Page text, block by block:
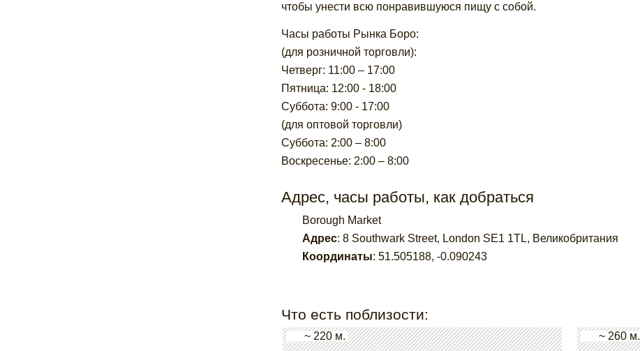
чтобы унести всю понравившуюся пищу с собой.
Часы работы Рынка Боро:
(для розничной торговли):
Четверг: 11:00 – 17:00
Пятница: 12:00 - 18:00
Суббота: 9:00 - 17:00
(для оптовой торговли)
Суббота: 2:00 – 8:00
Воскресенье: 2:00 – 8:00
Адрес, часы работы, как добраться
Borough Market
Адрес: 8 Southwark Street, London SE1 1TL, Великобритания
Координаты: 51.505188, -0.090243
Что есть поблизости:
~ 220 м. ~ 260 м.